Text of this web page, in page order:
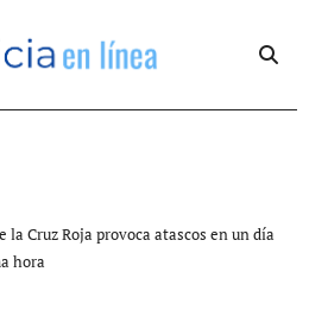
Cruz Roja provoca atascos en un día
hora